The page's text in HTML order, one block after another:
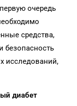
очередь
средства,
безопасность
исследований,
диабет